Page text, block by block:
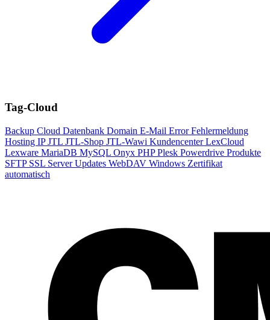
Tag-Cloud
Backup Cloud Datenbank Domain E-Mail ErrorFehlermeldung
Hosting IPJTL JTL-Shop JTL-Wawi KundencenterLexCloud
Lexware MariaDB MySQL Onyx PHPPlesk Powerdrive Produkte
SFTP SSL ServerUpdates WebDAV Windows Zertifikat
automatisch